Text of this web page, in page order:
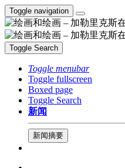
Toggle navigation
Toggle Search
Toggle menubar
Toggle fullscreen
Boxed page
Toggle Search
新闻
新闻摘要